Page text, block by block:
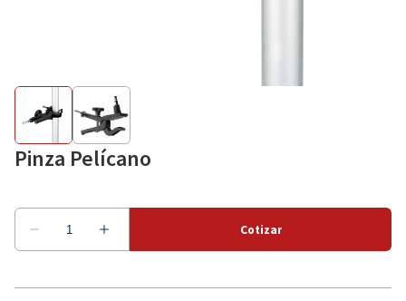
Como alquilar
Sobre nosotros
Pinza Pelícano